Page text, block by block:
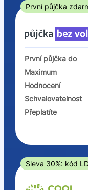
ne
V exekuci
ano
ne
Po insolvenci
V hotovosti
ano
První půjčka
První půjčka do
Maximum
Hodnocení
Schvalovatelnost
Přeplatíte
Sleva 30%: kód